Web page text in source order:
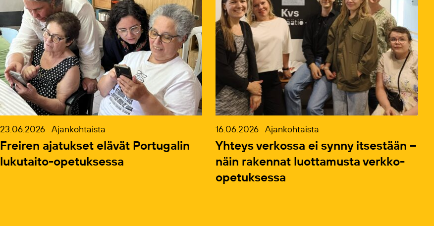
23.06.2026 Ajankohtaista
Freiren ajatukset elävät Portugalin
lukutaito-opetuksessa
16.06.2026 Ajankohtaista
Yhteys verkossa ei synny itsestään –
näin rakennat luottamusta verkko-
opetuksessa